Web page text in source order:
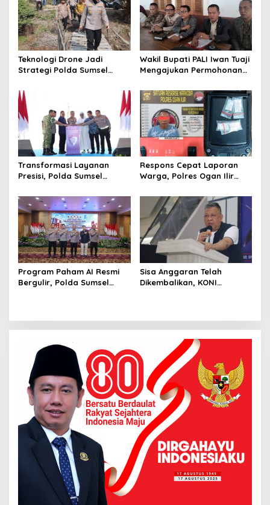
Teknologi Drone Jadi
Strategi Polda Sumsel
Wilayah Rawan Ogan Ilir
Wakil Bupati PALI Iwan Tuaji
Mengajukan Permohonan
Transformasi Layanan
Presisi, Polda Sumsel
Standar Baru Bebas Pungli
Respons Cepat Laporan
Warga, Polres Ogan Ilir
Pemulutan Selatan
Program Paham AI Resmi
Bergulir, Polda Sumsel
Sisa Anggaran Telah
Dikembalikan, KONI